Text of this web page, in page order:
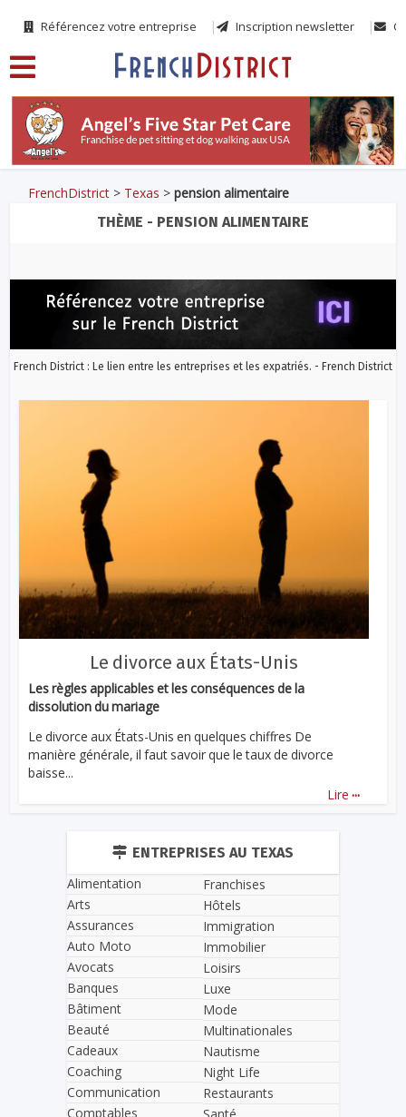
Référencez votre entreprise Inscription newsletter
FrenchDistrict > Texas >pension alimentaire
THÈME - PENSION ALIMENTAIRE
French District : Le lien entre les entreprises et les expatriés. - French District
Le divorce aux États-Unis
Les règles applicables et les conséquences de la
dissolution du mariage
Le divorce aux États-Unis en quelques chiffres De
manière générale, il faut savoir que le taux de divorce
baisse...
Lire ...
ENTREPRISES AU TEXAS
Alimentation
Arts
Assurances
Auto Moto
Avocats
Banques
Bâtiment
Beauté
Cadeaux
Coaching
Communication
Comptables
Franchises
Hôtels
Immigration
Immobilier
Loisirs
Luxe
Mode
Multinationales
Nautisme
Night Life
Restaurants